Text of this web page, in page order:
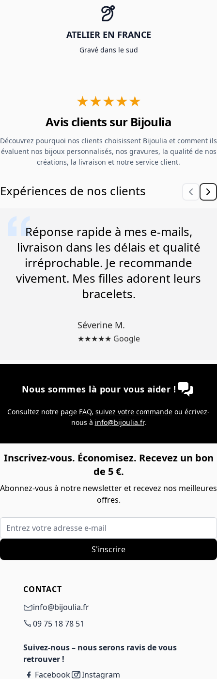
ATELIER EN FRANCE
Gravé dans le sud
★★★★★
Avis clients sur Bijoulia
Découvrez pourquoi nos clients choisissent Bijoulia et comment ils
évaluent nos bijoux personnalisés, nos gravures, la qualité de nos
créations, la livraison et notre service client.
Expériences de nos clients
Réponse rapide à mes e-mails,
livraison dans les délais et qualité
irréprochable. Je recommande
vivement. Mes filles adorent leurs
bracelets.
Séverine M.
★★★★★ Google
Nous sommes là pour vous aider !
Consultez notre page FAQ, suivez votre commande ou écrivez-
nous à info@bijoulia.fr.
Inscrivez-vous. Économisez. Recevez un bon
de 5 €.
Abonnez-vous à notre newsletter et recevez nos meilleures
offres.
Entrez votre adresse e-mail
S'inscrire
CONTACT
info@bijoulia.fr
09 75 18 78 51
Suivez-nous – nous serons ravis de vous
retrouver !
Facebook
Instagram